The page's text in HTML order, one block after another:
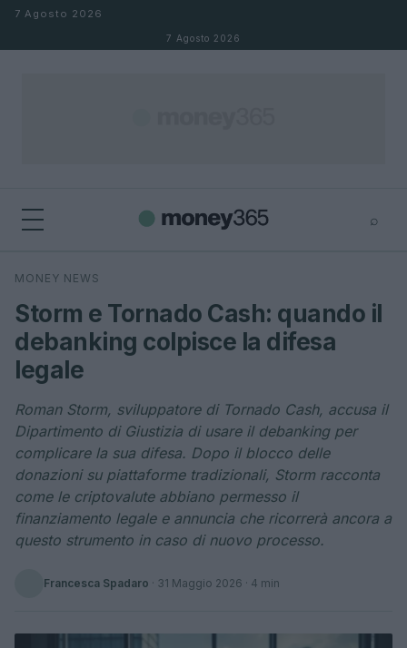
Salta al contenuto
7 Agosto 2026
7 Agosto 2026
⌕
Cerca
MONEY NEWS
Storm e Tornado Cash: quando il
debanking colpisce la difesa
legale
Roman Storm, sviluppatore di Tornado Cash, accusa il
Dipartimento di Giustizia di usare il debanking per
complicare la sua difesa. Dopo il blocco delle
donazioni su piattaforme tradizionali, Storm racconta
come le criptovalute abbiano permesso il
finanziamento legale e annuncia che ricorrerà ancora a
questo strumento in caso di nuovo processo.
Francesca Spadaro · 31 Maggio 2026 · 4 min